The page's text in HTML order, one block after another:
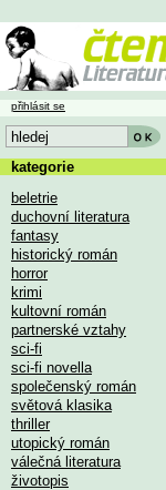
přihlásit se
kategorie
beletrie
duchovní literatura
fantasy
historický román
horror
krimi
kultovní román
partnerské vztahy
sci-fi
sci-fi novella
společenský román
světová klasika
thriller
utopický román
válečná literatura
životopis